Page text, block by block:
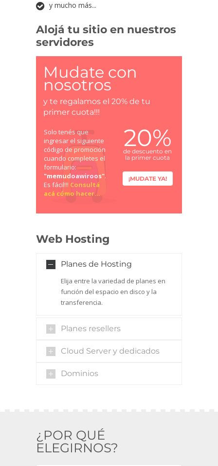
y mucho más...
Alojá tu sitio en nuestros
servidores
Mudate con
nosotros
y te regalamos el 20% de tu
primer cuota!!!
Solo tenés que
ingresar el siguiente
código de promoción
cuando completes el
formulario:
"memudoawiroos".
Es fácil!!! Consultá
acá cómo hacer...
20%
de descuento en
la primer cuota
¡MUDATE YA!
Web Hosting
Planes de Hosting
Elija entre la variedad de planes en
función del espacio en disco y la
transferencia.
Planes resellers
Cloud Server y dedicados
Dominios
¿POR QUÉ
ELEGIRNOS?